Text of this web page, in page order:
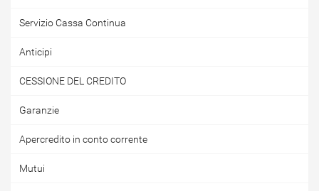
Servizio Cassa Continua
Anticipi
CESSIONE DEL CREDITO
Garanzie
Apercredito in conto corrente
Mutui